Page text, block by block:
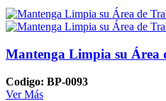
Mantenga Limpia su Área
Codigo: BP-0093
Ver Más